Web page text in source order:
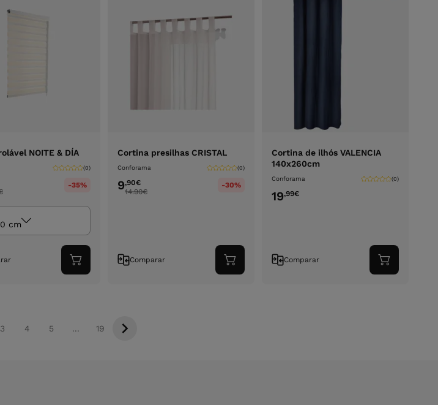
NOITE & DÍA
(0)
-35%
cm
Adicionar
ao
Cortina presilhas CRISTAL
Conforama (0)
9,90€
14.90€
-30%
Comparar
Adicionar
ao
Cortina de ilhós VALENCIA
140x260cm
Conforama (0)
19,99€
Comparar
Adicionar
ao
3 4 5 ... 19